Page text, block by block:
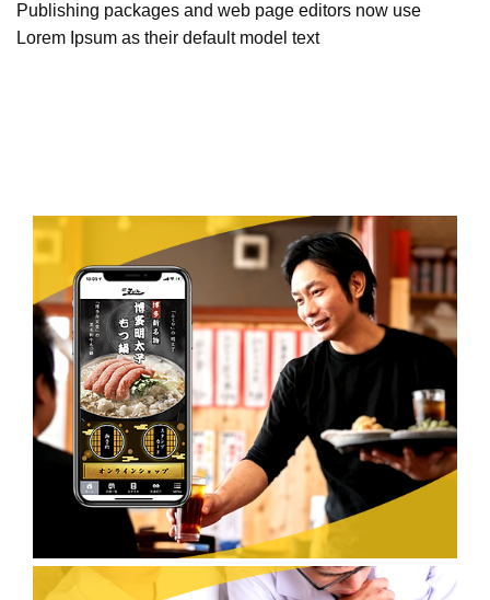
Publishing packages and web page editors now use
Lorem Ipsum as their default model text